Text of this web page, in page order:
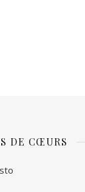
DE CŒURS